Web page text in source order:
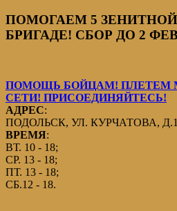
ПОМОГАЕМ 5
БРИГАДЕ! СБОР ДО 2
ПОМОЩЬ БОЙЦАМ! ПЛЕТЕМ
СЕТИ! ПРИСОЕДИНЯЙТЕСЬ!
АДРЕС:
ПОДОЛЬСК, УЛ. КУРЧАТОВА,
ВРЕМЯ:
ВТ. 10 - 18;
СР. 13 - 18;
ПТ. 13 - 18;
СБ.12 - 18.